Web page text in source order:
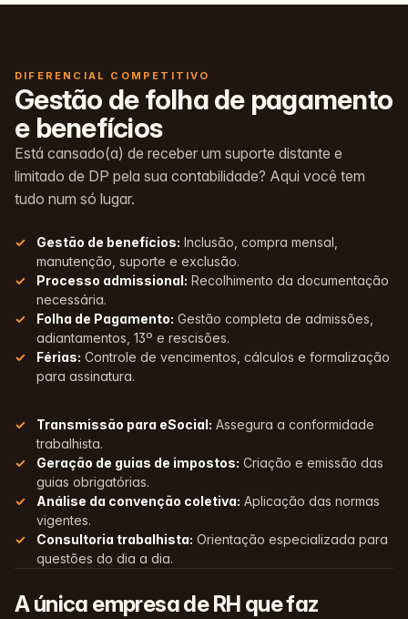
DIFERENCIAL COMPETITIVO
Gestão de folha de pagamento
e benefícios
Está cansado(a) de receber um suporte distante e
limitado de DP pela sua contabilidade? Aqui você tem
tudo num só lugar.
Gestão de benefícios: Inclusão, compra mensal,
manutenção, suporte e exclusão.
Processo admissional: Recolhimento da documentação
necessária.
Folha de Pagamento: Gestão completa de admissões,
adiantamentos, 13º e rescisões.
Férias: Controle de vencimentos, cálculos e formalização
para assinatura.
Transmissão para eSocial: Assegura a conformidade
trabalhista.
Geração de guias de impostos: Criação e emissão das
guias obrigatórias.
Análise da convenção coletiva: Aplicação das normas
vigentes.
Consultoria trabalhista: Orientação especializada para
questões do dia a dia.
Aúnica empresa de RH que faz